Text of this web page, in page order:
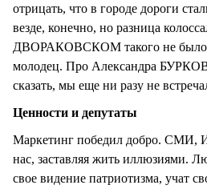
отрицать, что в городе дороги
везде, конечно, но разница
ДВОРАКОВСКОМ такого не
молодец. Про Александра
сказать, мы еще ни разу не
Ценности и депутаты
Маркетинг победил добро. СМИ,
нас, заставляя жить иллюзиями.
свое видение патриотизма, учат